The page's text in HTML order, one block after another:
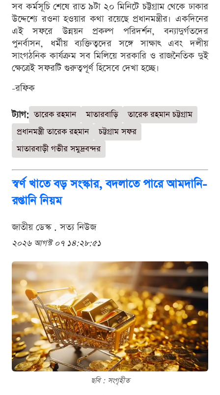
সব কর্মসূচি শেষে রাত ৯টা ২০ মিনিটে চট্টগ্রাম থেকে ঢাকার
উদ্দেশ্যে রওনা হওয়ার কথা রয়েছে প্রধানমন্ত্রীর। একদিনের
এই সফরে উন্নয়ন প্রকল্প পরিদর্শন, বন্যাদুর্গতদের
পুনর্বাসন, ধর্মীয় ব্যক্তিত্বদের সঙ্গে সাক্ষাৎ এবং দলীয়
সাংগঠনিক কার্যক্রম সব মিলিয়ে সরকারি ও রাজনৈতিক দুই
ক্ষেত্রেই সফরটি গুরুত্বপূর্ণ হিসেবে দেখা হচ্ছে।
-রফিক
ট্যাগ: তারেক রহমান মাতারবাড়ি
তারেক রহমান চট্টগ্রাম
প্রধানমন্ত্রী তারেক রহমান
চট্টগ্রাম সফর
মাতারবাড়ী গভীর সমুদ্রবন্দর
স্বর্ণ খাতে বড় সংস্কার, বদলাতে পারে আমদানি-
রপ্তানি নিয়ম
জাতীয় ডেস্ক . সত্য নিউজ
২০২৬ আগস্ট ০৭ ১৪:২৮:৫১
ছবি : সংগৃহীত